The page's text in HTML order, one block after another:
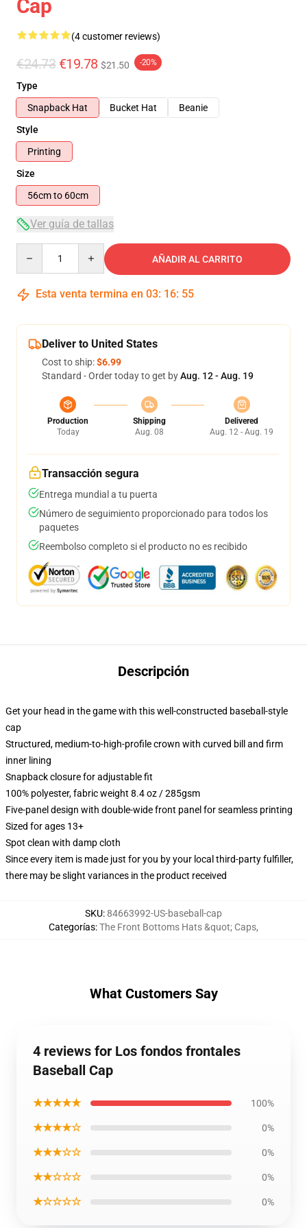
Cap
(4 customer reviews)
€24.73 €19.78 $21.50 -20%
Type
Snapback Hat
Bucket Hat
Beanie
Style
Printing
Size
56cm to 60cm
Ver guía de tallas
AÑADIR AL CARRITO
Esta venta termina en 03: 16: 54
Deliver to United States
Cost to ship:$6.99
Standard - Order today to get byAug. 12 - Aug. 19
Production
Today
Shipping
Aug. 08
Delivered
Aug. 12 - Aug. 19
Transacción segura
Entrega mundial a tu puerta
Número de seguimiento proporcionado para todos los
paquetes
Reembolso completo si el producto no es recibido
Descripción
Get your head in the game with this well-constructed baseball-style
cap
Structured, medium-to-high-profile crown with curved bill and firm
inner lining
Snapback closure for adjustable fit
100% polyester, fabric weight 8.4 oz / 285gsm
Five-panel design with double-wide front panel for seamless printing
Sized for ages 13+
Spot clean with damp cloth
Since every item is made just for you by your local third-party fulfiller,
there may be slight variances in the product received
SKU:84663992-US-baseball-cap
Categorías:The Front Bottoms Hats &quot; Caps,
What Customers Say
4 reviews for Los fondos frontales
Baseball Cap
★★★★★ 100%
★★★★☆ 0%
★★★☆☆ 0%
★★☆☆☆ 0%
★☆☆☆☆ 0%